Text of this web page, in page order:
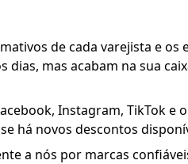
de cada varejista e
mas acabam na sua
Instagram, TikTok
há novos descontos
a nós por marcas